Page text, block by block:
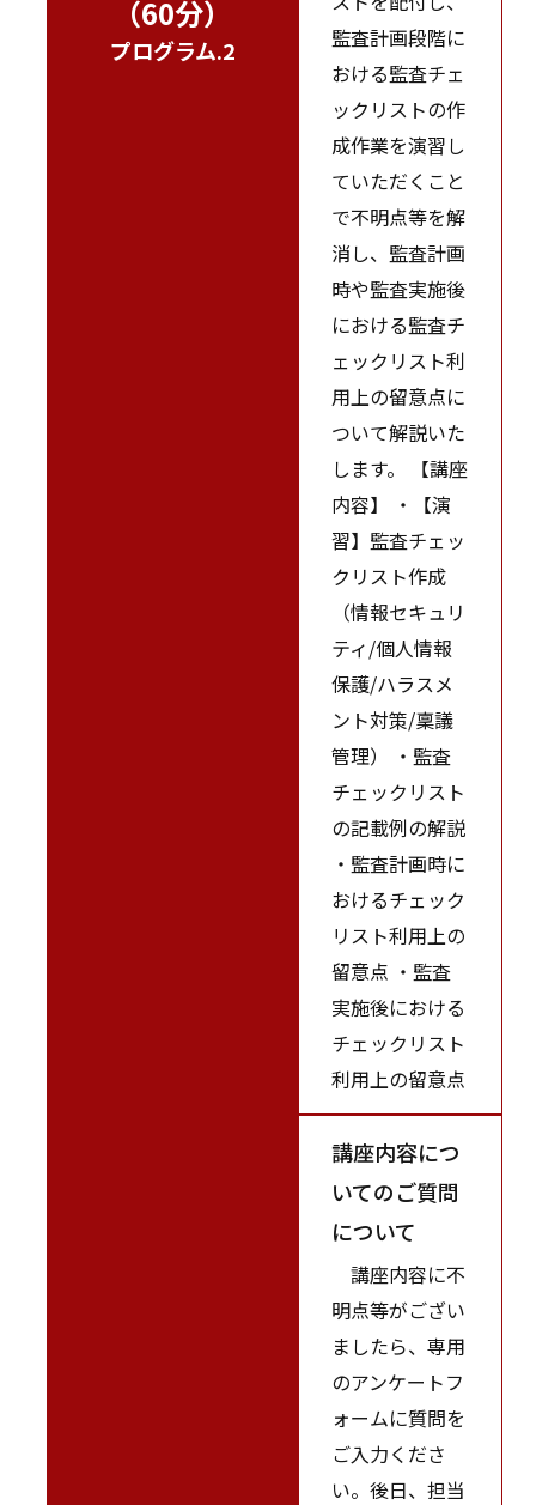
（60分）
プログラム.2
監査計画段階に
おける監査チェ
ックリストの作
成作業を演習し
ていただくこと
で不明点等を解
消し、監査計画
時や監査実施後
における監査チ
ェックリスト利
用上の留意点に
ついて解説いた
します。 【講座
内容】 ・【演
習】監査チェッ
クリスト作成
（情報セキュリ
ティ/個人情報
保護/ハラスメ
ント対策/稟議
管理） ・監査
チェックリスト
の記載例の解説
・監査計画時に
おけるチェック
リスト利用上の
留意点 ・監査
実施後における
チェックリスト
利用上の留意点
講座内容につ
いてのご質問
について
講座内容に不
明点等がござい
ましたら、専用
のアンケートフ
ォームに質問を
ご入力くださ
い。後日、担当